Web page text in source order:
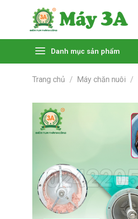
dung
Danh mục sản phẩm
Trang chủ / Máy chăn nuôi /